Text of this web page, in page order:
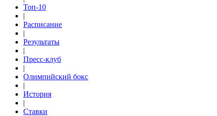
Топ-10
|
Расписание
|
Результаты
|
Пресс-клуб
|
Олимпийский бокс
|
История
|
Ставки